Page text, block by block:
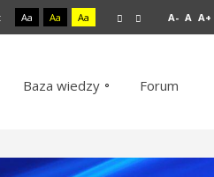
Aa Aa Aa A- A A+
Baza wiedzy Forum